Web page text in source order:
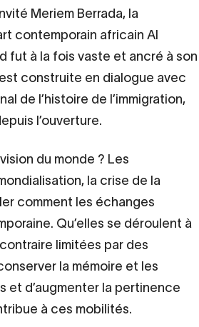
Meriem Berrada, la
contemporain africain Al
fut à la fois vaste et ancré à son
construite en dialogue avec
de l’histoire de l’immigration,
l’ouverture.
du monde ? Les
la crise de la
comment les échanges
Qu’elles se déroulent à
limitées par des
la mémoire et les
et d’augmenter la pertinence
à ces mobilités.